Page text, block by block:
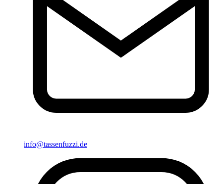
info@tassenfuzzi.de